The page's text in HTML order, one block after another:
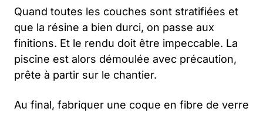
Quand toutes les couches sont stratifiées et
que la résine a bien durci, on passe aux
finitions. Et le rendu doit être impeccable. La
piscine est alors démoulée avec précaution,
prête à partir sur le chantier.
Au final, fabriquer une coque en fibre de verre